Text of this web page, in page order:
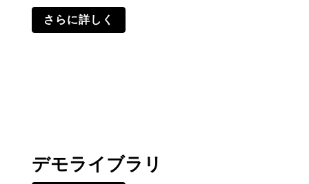
さらに詳しく
デモライブラリ